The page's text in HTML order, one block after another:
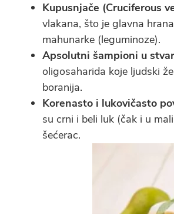
Kupusnjače (Cruciferous
vlakana, što je glavna
mahunarke (leguminoze).
Apsolutni šampioni u
oligosaharida koje ljudski
boranija.
Korenasto i lukovičasto
su crni i beli luk (čak i u
šećerac.